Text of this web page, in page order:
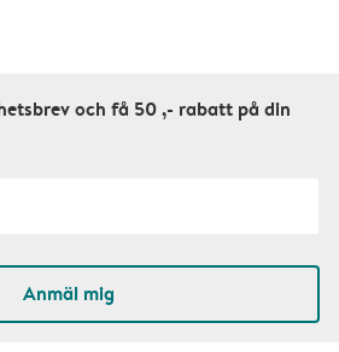
och få 50 ,- rabatt på din
Anmäl mig